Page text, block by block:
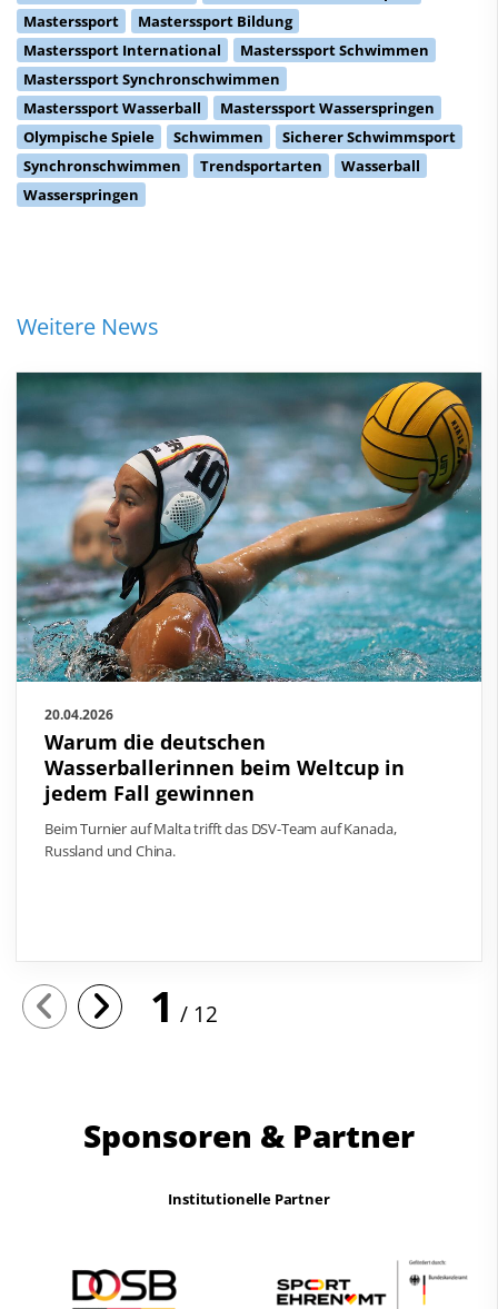
Masterssport
Masterssport Bildung
Masterssport International
Masterssport Schwimmen
Masterssport Synchronschwimmen
Masterssport Wasserball
Masterssport Wasserspringen
Olympische Spiele
Schwimmen
Sicherer Schwimmsport
Synchronschwimmen
Trendsportarten
Wasserball
Wasserspringen
Weitere News
20.04.2026
Warum die deutschen
Wasserballerinnen beim Weltcup in
jedem Fall gewinnen
Beim Turnier auf Malta trifft das DSV-Team auf Kanada,
Russland und China.
1 12
Sponsoren & Partner
Institutionelle Partner